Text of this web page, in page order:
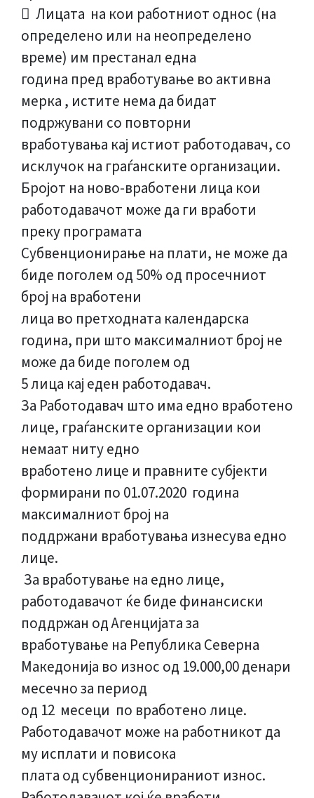
 Лицата на кои работниот однос (на
определено или на неопределено
време) им престанал една
година пред вработување во активна
мерка , истите нема да бидат
подржувани со повторни
вработувања кај истиот работодавач, со
исклучок на граѓанските организации.
Бројот на ново-вработени лица кои
работодавачот може да ги вработи
преку програмата
Субвенционирање на плати, не може да
биде поголем од 50% од просечниот
број на вработени
лица во претходната календарска
година, при што максималниот број не
може да биде поголем од
5 лица кај еден работодавач.
За Работодавач што има едно вработено
лице, граѓанските организации кои
немаат ниту едно
вработено лице и правните субјекти
формирани по 01.07.2020 година
максималниот број на
поддржани вработувања изнесува едно
лице.
За вработување на едно лице,
работодавачот ќе биде финансиски
поддржан од Агенцијата за
вработување на Република Северна
Македонија во износ од 19.000,00 денари
месечно за период
од 12 месеци по вработено лице.
Работодавачот може на работникот да
му исплати и повисока
плата од субвенционираниот износ.